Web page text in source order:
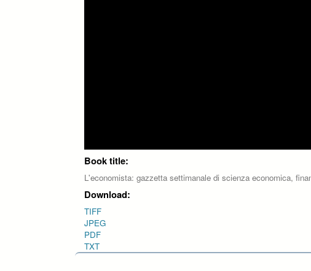
Book title:
L'economista: gazzetta settimanale di scienza economica,
Download:
TIFF
JPEG
PDF
TXT